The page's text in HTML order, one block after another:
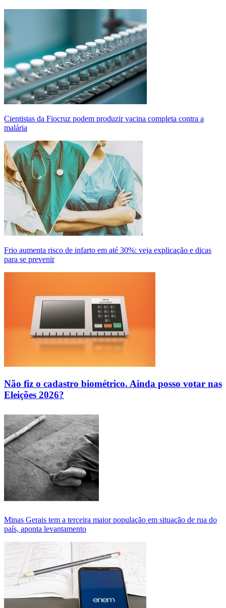
Cientistas da Fiocruz podem produzir vacina completa contra a
malária
Frio aumenta risco de infarto em até 30%: veja explicação e dicas
para se prevenir
Não fiz o cadastro biométrico. Ainda posso votar nas
Eleições 2026?
Minas Gerais tem a terceira maior população em situação de rua do
país, aponta levantamento